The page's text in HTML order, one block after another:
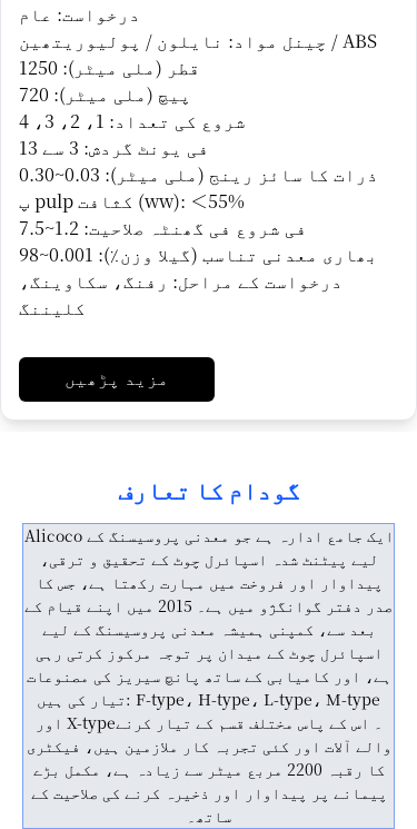
درخواست: عام
چینل مواد: نایلون / پولیوریتھین / ABS
قطر (ملی میٹر): 1250
پیچ (ملی میٹر): 720
شروع کی تعداد: 1، 2، 3، 4
فی یونٹ گردش: 3 سے 13
ذرات کا سائز رینج (ملی میٹر): 0.03~0.30
پ pulp کثافت (ww): ＜55%
فی شروع فی گھنٹہ صلاحیت: 1.2~7.5
بھاری معدنی تناسب (گیلا وزن٪): 0.001~98
درخواست کے مراحل: رفنگ، سکاوینگ،
کلیننگ
مزید پڑھیں
گودام کا تعارف
Alicoco ایک جامع ادارہ ہے جو معدنی پروسیسنگ کے
لیے پیٹنٹ شدہ اسپائرل چوٹ کے تحقیق و ترقی،
پیداوار اور فروخت میں مہارت رکھتا ہے، جس کا
صدر دفتر گوانگژو میں ہے۔ 2015 میں اپنے قیام کے
بعد سے، کمپنی ہمیشہ معدنی پروسیسنگ کے لیے
اسپائرل چوٹ کے میدان پر توجہ مرکوز کرتی رہی
ہے، اور کامیابی کے ساتھ پانچ سیریز کی مصنوعات
تیار کی ہیں: F-type، H-type، L-type، M-type
اور X-type۔ اس کے پاس مختلف قسم کے تیار کرنے
والے آلات اور کئی تجربہ کار ملازمین ہیں، فیکٹری
کا رقبہ 2200 مربع میٹر سے زیادہ ہے، مکمل بڑے
پیمانے پر پیداوار اور ذخیرہ کرنے کی صلاحیت کے
ساتھ۔